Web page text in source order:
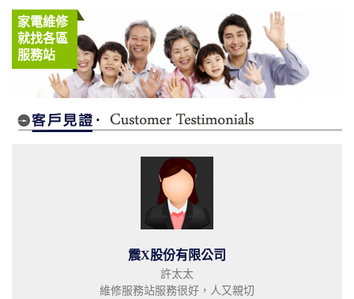
家電維修
就找各區
服務站
震X股份有限公司
許太太
維修服務站服務很好，人又親切